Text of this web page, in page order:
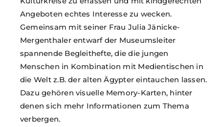
Angeboten echtes Interesse zu wecken.
Gemeinsam mit seiner Frau Julia Jänicke-
Mergenthaler entwarf der Museumsleiter
spannende Begleithefte, die die jungen
Menschen in Kombination mit Medientischen in
die Welt z.B. der alten Ägypter eintauchen lassen.
Dazu gehören visuelle Memory-Karten, hinter
denen sich mehr Informationen zum Thema
verbergen.